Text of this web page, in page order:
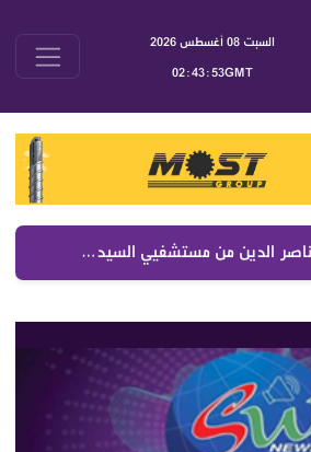
السبت 08 أغسطس 2026
02:43:53GMT
ركان ناصر الدين من مستشفيي السيدة والصليب رفع التغطيات الصحية والمزيد في موازنة 2027